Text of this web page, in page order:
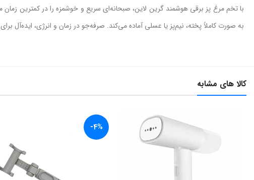
با تخم مرغ پز برقی هوشمند گرین لاین، صبحانه‌ای سریع و خوشمزه را در کمترین زمان
به صورت کاملاً پخته، نیم‌پز یا عسلی آماده می‌کند. صرفه‌جو در زمان و انرژی، ایده‌آل
کالا های مشابه
-4%